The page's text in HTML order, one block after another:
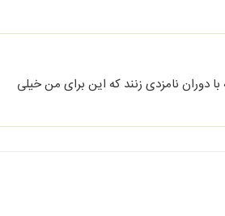
دوران نامزدی زنند که این برای من خیلی